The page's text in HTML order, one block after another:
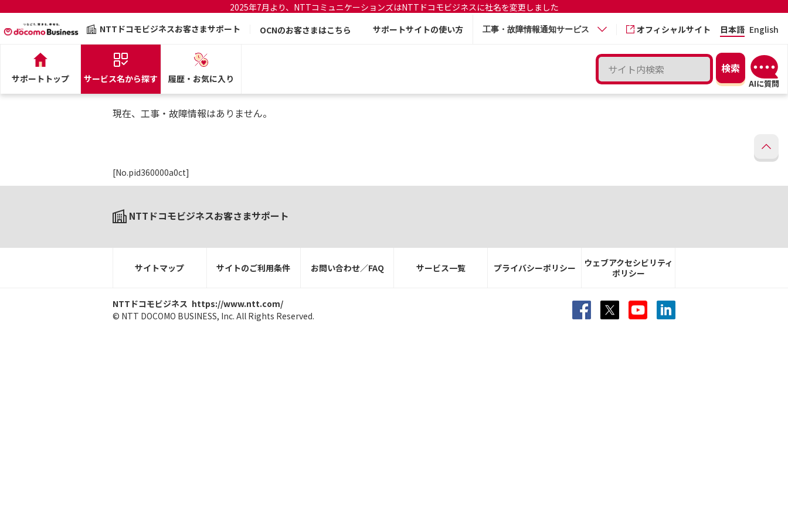
2025年7月より、NTTコミュニケーションズはNTTドコモビジネスに社名を変更しました
NTTドコモビジネスお客さまサポート
OCNのお客さまはこちら サポートサイトの使い方 工事・故障情報通知サービス オフィシャルサイト 日本語 English
サポートトップ サービス名から探す 履歴・お気に入り
現在、工事・故障情報はありません。
[No.pid360000a0ct]
NTTドコモビジネスお客さまサポート
サイトマップ サイトのご利用条件 お問い合わせ／FAQ サービス一覧 プライバシーポリシー
ウェブアクセシビリティ
ポリシー
NTTドコモビジネス https://www.ntt.com/
© NTT DOCOMO BUSINESS, Inc. All Rights Reserved.